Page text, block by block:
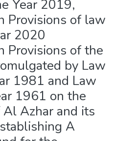
Year 2019,
Provisions of law
2020
Provisions of the
by Law
1981 and Law
1961 on the
Al Azhar and its
A